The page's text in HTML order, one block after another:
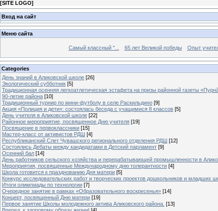
[SITE LOGO]
Вход на сайт
Меню сайта
Самый классный "... 65 лет Великой победы Опыт
Categories
День знаний в Аликовской школе [26]
Экологический субботник [5]
Традиционная осенняя легкоатлетическая эстафета на призы районной газеты
90-летие района [10]
Традиционный турнир по мини-футболу в селе Раскильдино [9]
Акция «Полиция и дети»: состоялась беседа с учащимися 8 классов [5]
День учителя в Аликовской школе [22]
Районное мероприятие, посвященное Дню учителя [19]
Посвящение в первоклассники [15]
Мастер-класс от активистов РДШ [4]
Республиканский Слет Чувашского регионального отделения РДШ [12]
Состоялись Дебаты между кандидатами в Детский парламент [9]
Осенний бал [14]
День работников сельского хозяйства и перерабатывающей промышленности в
Мероприятия, посвященные Международному дню толерантности [4]
Школа готовится к празднованию Дня матери [5]
Конкурс исследовательских работ и творческих проектов дошкольников и младших
Итоги олимпиады по технологии [7]
Очередное занятие в рамках «Образовательного воскресенья» [14]
Концерт, посвященный Дню матери [19]
Первое занятие Школы молодежного актива Аликовского района. [13]